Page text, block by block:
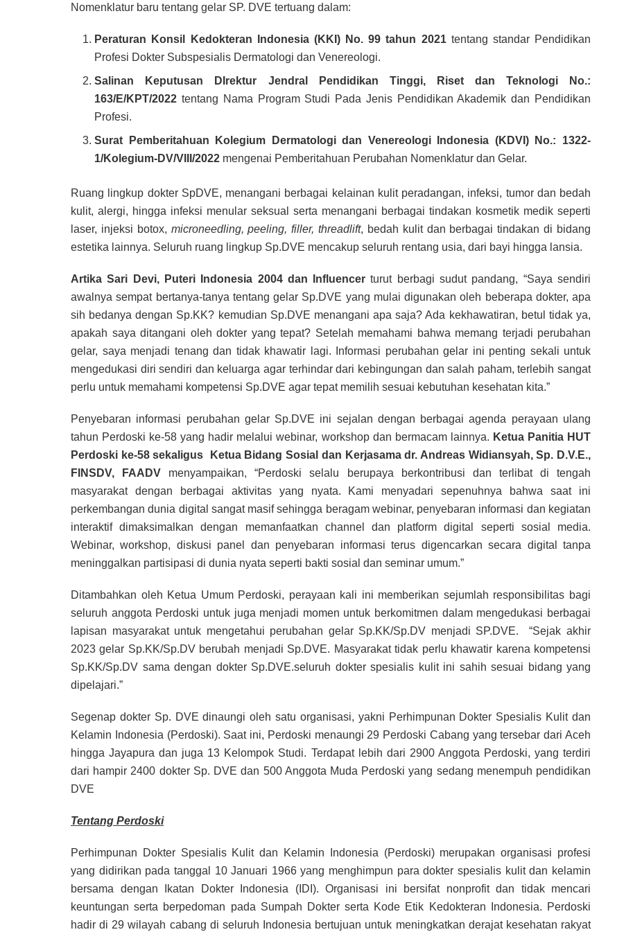
Nomenklatur baru tentang gelar SP. DVE tertuang dalam:
Peraturan Konsil Kedokteran Indonesia (KKI) No. 99 tahun 2021tentang standar Pendidikan
Profesi Dokter Subspesialis Dermatologi dan Venereologi.
Salinan Keputusan DIrektur Jendral Pendidikan Tinggi, Riset dan Teknologi No.:
163/E/KPT/2022 tentang Nama Program Studi Pada Jenis Pendidikan Akademik dan Pendidikan
Profesi.
Surat Pemberitahuan Kolegium Dermatologi dan Venereologi Indonesia (KDVI) No.: 1322-
1/Kolegium-DV/VIII/2022 mengenai Pemberitahuan Perubahan Nomenklatur dan Gelar.
Ruang lingkup dokter SpDVE, menangani berbagai kelainan kulit peradangan, infeksi, tumor dan bedah
kulit, alergi, hingga infeksi menular seksual serta menangani berbagai tindakan kosmetik medik seperti
laser, injeksi botox, microneedling, peeling, filler, threadlift, bedah kulit dan berbagai tindakan di bidang
estetika lainnya. Seluruh ruang lingkup Sp.DVE mencakup seluruh rentang usia, dari bayi hingga lansia.
Artika Sari Devi, Puteri Indonesia 2004 dan Influencerturut berbagi sudut pandang, “Saya sendiri
awalnya sempat bertanya-tanya tentang gelar Sp.DVE yang mulai digunakan oleh beberapa dokter, apa
sih bedanya dengan Sp.KK? kemudian Sp.DVE menangani apa saja? Ada kekhawatiran, betul tidak ya,
apakah saya ditangani oleh dokter yang tepat? Setelah memahami bahwa memang terjadi perubahan
gelar, saya menjadi tenang dan tidak khawatir lagi. Informasi perubahan gelar ini penting sekali untuk
mengedukasi diri sendiri dan keluarga agar terhindar dari kebingungan dan salah paham, terlebih sangat
perlu untuk memahami kompetensi Sp.DVE agar tepat memilih sesuai kebutuhan kesehatan kita.”
Penyebaran informasi perubahan gelar Sp.DVE ini sejalan dengan berbagai agenda perayaan ulang
tahun Perdoski ke-58 yang hadir melalui webinar, workshop dan bermacam lainnya. Ketua Panitia HUT
Perdoski ke-58 sekaligus Ketua Bidang Sosial dan Kerjasama dr. Andreas Widiansyah, Sp. D.V.E.,
FINSDV, FAADV menyampaikan, “Perdoski selalu berupaya berkontribusi dan terlibat di tengah
masyarakat dengan berbagai aktivitas yang nyata. Kami menyadari sepenuhnya bahwa saat ini
perkembangan dunia digital sangat masif sehingga beragam webinar, penyebaran informasi dan kegiatan
interaktif dimaksimalkan dengan memanfaatkan channel dan platform digital seperti sosial media.
Webinar, workshop, diskusi panel dan penyebaran informasi terus digencarkan secara digital tanpa
meninggalkan partisipasi di dunia nyata seperti bakti sosial dan seminar umum.”
Ditambahkan oleh Ketua Umum Perdoski, perayaan kali ini memberikan sejumlah responsibilitas bagi
seluruh anggota Perdoski untuk juga menjadi momen untuk berkomitmen dalam mengedukasi berbagai
lapisan masyarakat untuk mengetahui perubahan gelar Sp.KK/Sp.DV menjadi SP.DVE. “Sejak akhir
2023 gelar Sp.KK/Sp.DV berubah menjadi Sp.DVE. Masyarakat tidak perlu khawatir karena kompetensi
Sp.KK/Sp.DV sama dengan dokter Sp.DVE.seluruh dokter spesialis kulit ini sahih sesuai bidang yang
dipelajari.”
Segenap dokter Sp. DVE dinaungi oleh satu organisasi, yakni Perhimpunan Dokter Spesialis Kulit dan
Kelamin Indonesia (Perdoski). Saat ini, Perdoski menaungi 29 Perdoski Cabang yang tersebar dari Aceh
hingga Jayapura dan juga 13 Kelompok Studi. Terdapat lebih dari 2900 Anggota Perdoski, yang terdiri
dari hampir 2400 dokter Sp. DVE dan 500 Anggota Muda Perdoski yang sedang menempuh pendidikan
DVE
Tentang Perdoski
Perhimpunan Dokter Spesialis Kulit dan Kelamin Indonesia (Perdoski) merupakan organisasi profesi
yang didirikan pada tanggal 10 Januari 1966 yang menghimpun para dokter spesialis kulit dan kelamin
bersama dengan Ikatan Dokter Indonesia (IDI). Organisasi ini bersifat nonprofit dan tidak mencari
keuntungan serta berpedoman pada Sumpah Dokter serta Kode Etik Kedokteran Indonesia. Perdoski
hadir di 29 wilayah cabang di seluruh Indonesia bertujuan untuk meningkatkan derajat kesehatan rakyat